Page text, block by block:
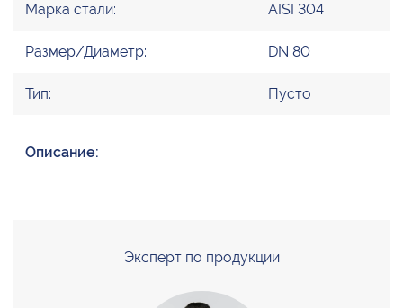
Марка стали: AISI 304
Размер/Диаметр: DN 80
Тип: Пусто
Описание:
Эксперт по продукции